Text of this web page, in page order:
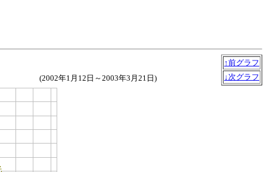
↑前グラフ
↓次グラフ
(2002年1月12日～2003年3月21日)